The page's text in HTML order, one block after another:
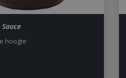
hoogte
wordt gebruikt om de
voor hun interactie met de site
Het registreert gegevens over de
van de bezoeker met betrekking
privacybeleid en instellingen,